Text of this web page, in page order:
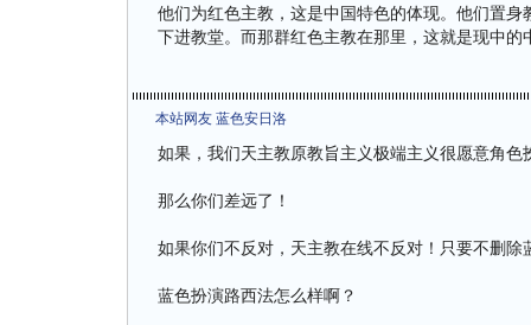
他们为红色主教，这是中国特色的体现。他们置
下进教堂。而那群红色主教在那里，这就是现中的
本站网友 蓝色安日洛
如果，我们天主教原教旨主义极端主义很愿意角色
那么你们差远了！
如果你们不反对，天主教在线不反对！只要不删
蓝色扮演路西法怎么样啊？